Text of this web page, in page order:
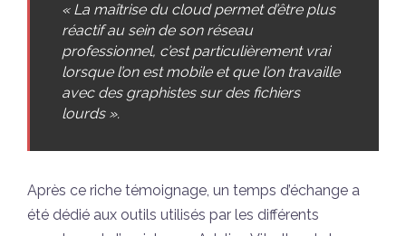
« La maîtrise du cloud permet d’être plus
réactif au sein de son réseau
professionnel, c’est particulièrement vrai
lorsque l’on est mobile et que l’on travaille
avec des graphistes sur des fichiers
lourds ».
Après ce riche témoignage, un temps d’échange a
été dédié aux outils utilisés par les différents